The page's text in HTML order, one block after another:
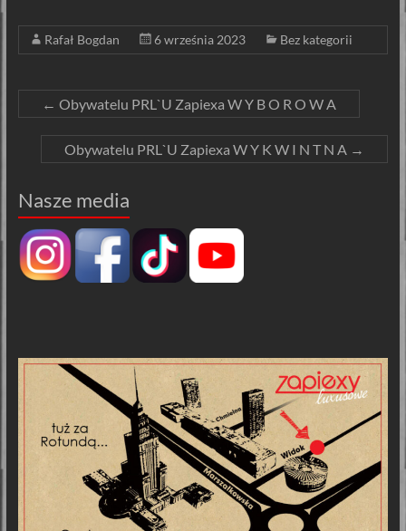
Rafał Bogdan 6 września 2023 Bez kategorii
← Obywatelu PRL`U Zapiexa W Y B O R O W A
Obywatelu PRL`U Zapiexa W Y K W I N T N A →
Nasze media